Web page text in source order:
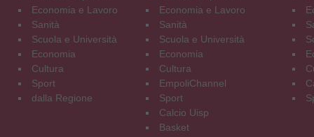
Economia e Lavoro
Sanità
Scuola e Università
Economia
Cultura
Sport
dalla Regione
Economia e Lavoro
Sanità
Scuola e Università
Economia
Cultura
EmpoliChannel
Sport
Calcio Uisp
Basket